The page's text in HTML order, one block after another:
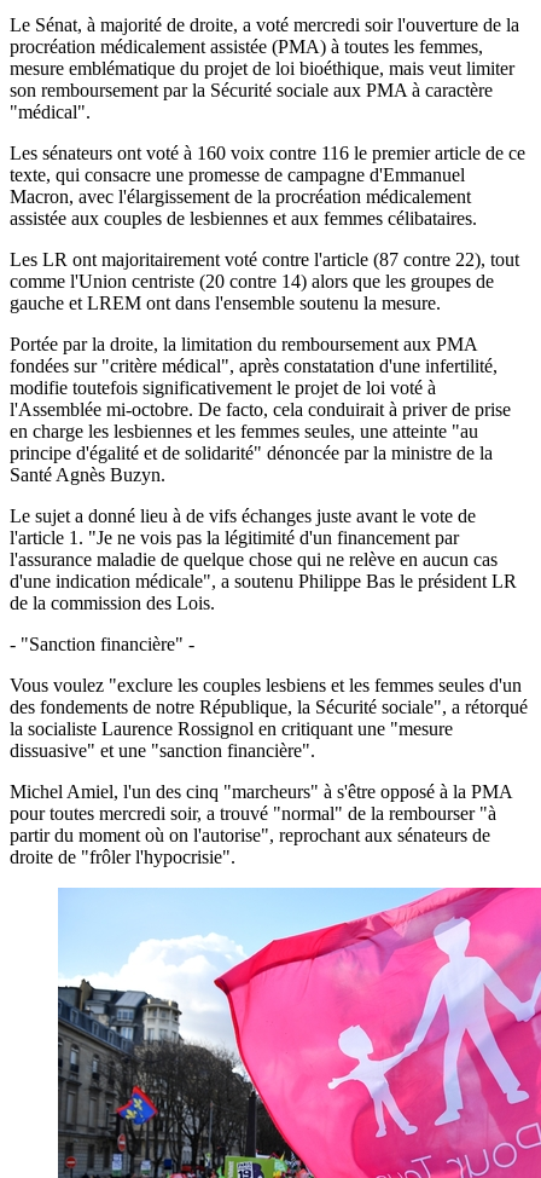
Le Sénat, à majorité de droite, a voté mercredi soir l'ouverture de la
procréation médicalement assistée (PMA) à toutes les femmes,
mesure emblématique du projet de loi bioéthique, mais veut limiter
son remboursement par la Sécurité sociale aux PMA à caractère
"médical".
Les sénateurs ont voté à 160 voix contre 116 le premier article de ce
texte, qui consacre une promesse de campagne d'Emmanuel
Macron, avec l'élargissement de la procréation médicalement
assistée aux couples de lesbiennes et aux femmes célibataires.
Les LR ont majoritairement voté contre l'article (87 contre 22), tout
comme l'Union centriste (20 contre 14) alors que les groupes de
gauche et LREM ont dans l'ensemble soutenu la mesure.
Portée par la droite, la limitation du remboursement aux PMA
fondées sur "critère médical", après constatation d'une infertilité,
modifie toutefois significativement le projet de loi voté à
l'Assemblée mi-octobre. De facto, cela conduirait à priver de prise
en charge les lesbiennes et les femmes seules, une atteinte "au
principe d'égalité et de solidarité" dénoncée par la ministre de la
Santé Agnès Buzyn.
Le sujet a donné lieu à de vifs échanges juste avant le vote de
l'article 1. "Je ne vois pas la légitimité d'un financement par
l'assurance maladie de quelque chose qui ne relève en aucun cas
d'une indication médicale", a soutenu Philippe Bas le président LR
de la commission des Lois.
- "Sanction financière" -
Vous voulez "exclure les couples lesbiens et les femmes seules d'un
des fondements de notre République, la Sécurité sociale", a rétorqué
la socialiste Laurence Rossignol en critiquant une "mesure
dissuasive" et une "sanction financière".
Michel Amiel, l'un des cinq "marcheurs" à s'être opposé à la PMA
pour toutes mercredi soir, a trouvé "normal" de la rembourser "à
partir du moment où on l'autorise", reprochant aux sénateurs de
droite de "frôler l'hypocrisie".